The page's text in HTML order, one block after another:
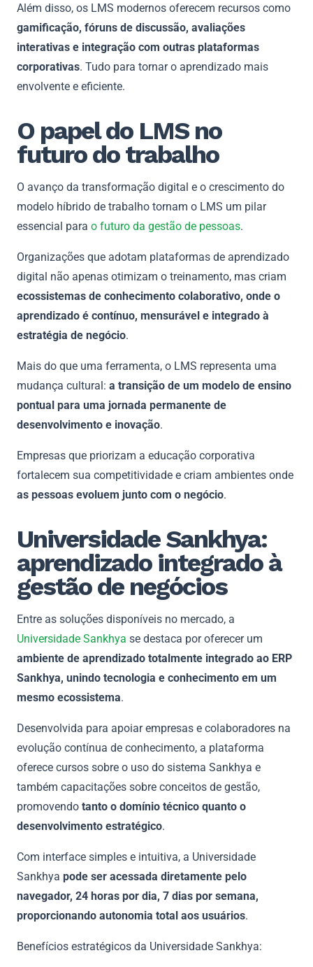
Além disso, os LMS modernos oferecem recursos como
gamificação, fóruns de discussão, avaliações
interativas e integração com outras plataformas
corporativas. Tudo para tornar o aprendizado mais
envolvente e eficiente.
O papel do LMS no
futuro do trabalho
O avanço da transformação digital e o crescimento do
modelo híbrido de trabalho tornam o LMS um pilar
essencial para o futuro da gestão de pessoas.
Organizações que adotam plataformas de aprendizado
digital não apenas otimizam o treinamento, mas criam
ecossistemas de conhecimento colaborativo, onde o
aprendizado é contínuo, mensurável e integrado à
estratégia de negócio.
Mais do que uma ferramenta, o LMS representa uma
mudança cultural: a transição de um modelo de ensino
pontual para uma jornada permanente de
desenvolvimento e inovação.
Empresas que priorizam a educação corporativa
fortalecem sua competitividade e criam ambientes onde
as pessoas evoluem junto com o negócio.
Universidade Sankhya:
aprendizado integrado à
gestão de negócios
Entre as soluções disponíveis no mercado, a
Universidade Sankhya se destaca por oferecer um
ambiente de aprendizado totalmente integrado ao ERP
Sankhya, unindo tecnologia e conhecimento em um
mesmo ecossistema.
Desenvolvida para apoiar empresas e colaboradores na
evolução contínua de conhecimento, a plataforma
oferece cursos sobre o uso do sistema Sankhya e
também capacitações sobre conceitos de gestão,
promovendo tanto o domínio técnico quanto o
desenvolvimento estratégico.
Com interface simples e intuitiva, a Universidade
Sankhya pode ser acessada diretamente pelo
navegador, 24 horas por dia, 7 dias por semana,
proporcionando autonomia total aos usuários.
Benefícios estratégicos da Universidade Sankhya: